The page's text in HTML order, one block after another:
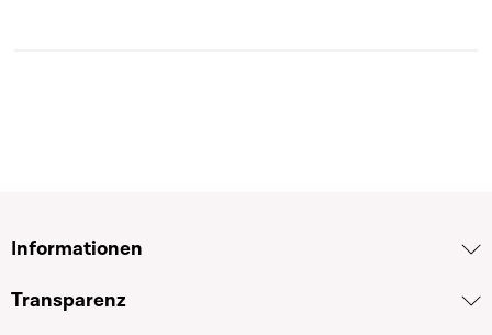
Informationen
Transparenz